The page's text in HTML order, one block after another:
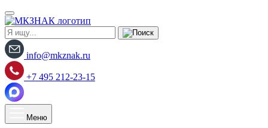
info@mkznak.ru
+7 495 212-23-15
Меню